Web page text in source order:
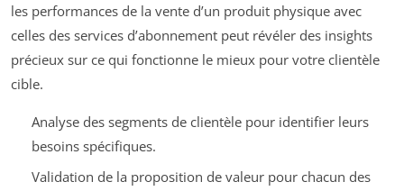
les performances de la vente d’un produit physique avec
celles des services d’abonnement peut révéler des insights
précieux sur ce qui fonctionne le mieux pour votre clientèle
cible.
Analyse des segments de clientèle pour identifier leurs
besoins spécifiques.
Validation de la proposition de valeur pour chacun des